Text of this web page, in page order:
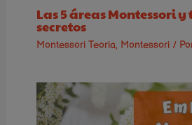
Las 5 áreas Montessori y
secretos
Montessori Teoria, Montessori/